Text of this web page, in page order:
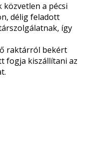
közvetlen a pécsi
délig feladott
így
raktárról bekért
fogja kiszállítani az